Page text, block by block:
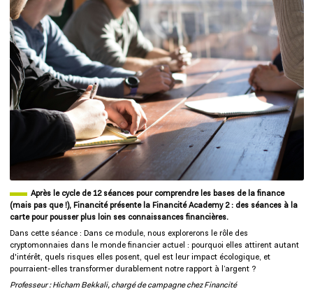
Après le cycle de 12 séances pour comprendre les bases de la finance
(mais pas que !), Financité présente la Financité Academy 2 : des séances à la
carte pour pousser plus loin ses connaissances financières.
Dans cette séance : Dans ce module, nous explorerons le rôle des
cryptomonnaies dans le monde financier actuel : pourquoi elles attirent autant
d'intérêt, quels risques elles posent, quel est leur impact écologique, et
pourraient-elles transformer durablement notre rapport à l’argent ?
Professeur : Hicham Bekkali, chargé de campagne chez Financité